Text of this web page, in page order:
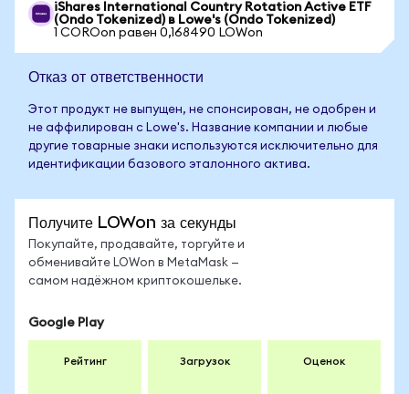
iShares International Country Rotation Active ETF
(Ondo Tokenized) в Lowe's (Ondo Tokenized)
1 COROon равен 0,168490 LOWon
Отказ от ответственности
Этот продукт не выпущен, не спонсирован, не одобрен и
не аффилирован с Lowe's. Название компании и любые
другие товарные знаки используются исключительно для
идентификации базового эталонного актива.
Получите LOWon за секунды
Покупайте, продавайте, торгуйте и
обменивайте LOWon в MetaMask —
самом надёжном криптокошельке.
Google Play
Рейтинг Загрузок Оценок